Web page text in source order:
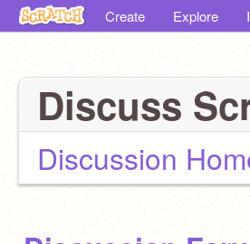
Create Explore
Discuss
Discussion